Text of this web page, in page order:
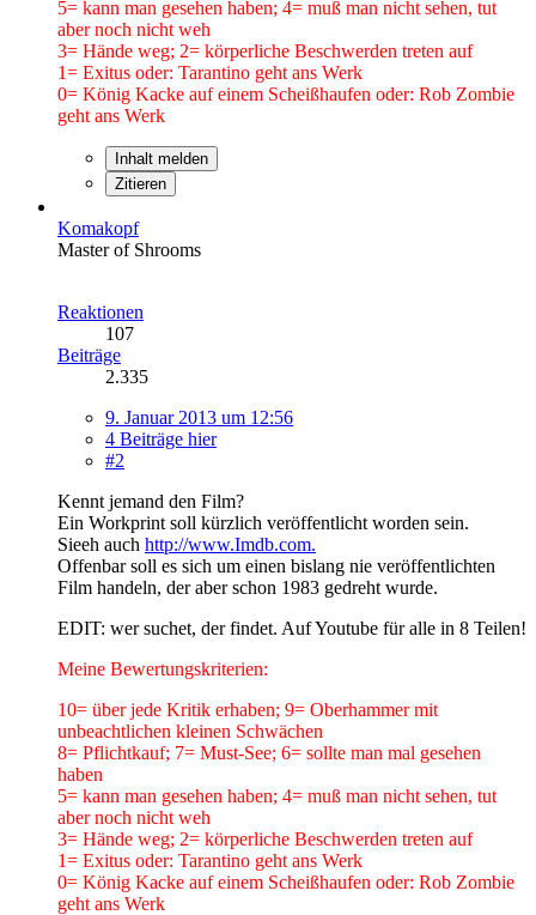
5= kann man gesehen haben; 4= muß man nicht sehen, tut
aber noch nicht weh
3= Hände weg; 2= körperliche Beschwerden treten auf
1= Exitus oder: Tarantino geht ans Werk
0= König Kacke auf einem Scheißhaufen oder: Rob Zombie
geht ans Werk
Inhalt melden
Zitieren
Komakopf
Master of Shrooms
Reaktionen
107
Beiträge
2.335
9. Januar 2013 um 12:56
4 Beiträge hier
#2
Kennt jemand den Film?
Ein Workprint soll kürzlich veröffentlicht worden sein.
Sieeh auch http://www.Imdb.com.
Offenbar soll es sich um einen bislang nie veröffentlichten
Film handeln, der aber schon 1983 gedreht wurde.
EDIT: wer suchet, der findet. Auf Youtube für alle in 8 Teilen!
Meine Bewertungskriterien:
10= über jede Kritik erhaben; 9= Oberhammer mit
unbeachtlichen kleinen Schwächen
8= Pflichtkauf; 7= Must-See; 6= sollte man mal gesehen
haben
5= kann man gesehen haben; 4= muß man nicht sehen, tut
aber noch nicht weh
3= Hände weg; 2= körperliche Beschwerden treten auf
1= Exitus oder: Tarantino geht ans Werk
0= König Kacke auf einem Scheißhaufen oder: Rob Zombie
geht ans Werk